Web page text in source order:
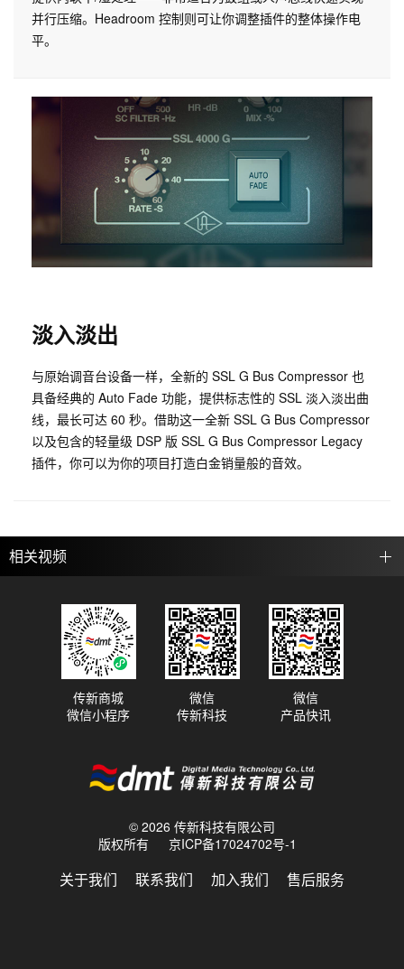
并行压缩。Headroom 控制则可让你调整插件的整体操作电
平。
淡入淡出
与原始调音台设备一样，全新的 SSL G Bus Compressor 也
具备经典的 Auto Fade 功能，提供标志性的 SSL 淡入淡出曲
线，最长可达 60 秒。借助这一全新 SSL G Bus Compressor
以及包含的轻量级 DSP 版 SSL G Bus Compressor Legacy
插件，你可以为你的项目打造白金销量般的音效。
相关视频
© 2026 传新科技有限公司
版权所有
京ICP备17024702号-1
关于我们 联系我们 加入我们 售后服务
传新商城
微信小程序
微信
传新科技
微信
产品快讯